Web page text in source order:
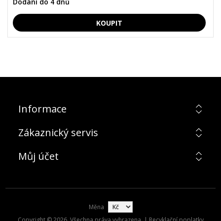
Informace
Zákaznický servis
Můj účet
Měna